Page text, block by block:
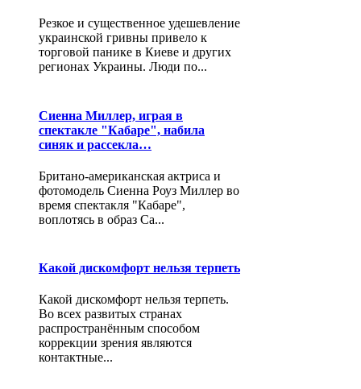
Резкое и существенное удешевление
украинской гривны привело к
торговой панике в Киеве и других
регионах Украины. Люди по...
Сиенна Миллер, играя в
спектакле "Кабаре", набила
синяк и рассекла…
Британо-американская актриса и
фотомодель Сиенна Роуз Миллер во
время спектакля "Кабаре",
воплотясь в образ Са...
Какой дискомфорт нельзя терпеть
Какой дискомфорт нельзя терпеть.
Во всех развитых странах
распространённым способом
коррекции зрения являются
контактные...